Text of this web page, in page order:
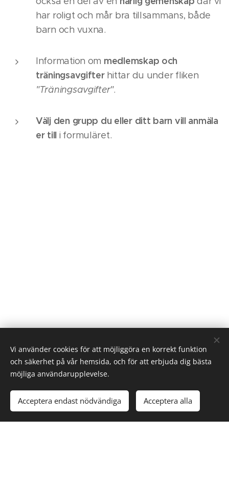
har roligt och mår bra tillsammans, både
barn och vuxna.
Information om medlemskap och
träningsavgifterhittar du under fliken
"Träningsavgifter".
Välj den grupp du eller ditt barn vill anmäla
er till i formuläret.
Copyright © 2025
Vänersborgs Budoförening
Org# 802457-2870
Cookies
Vi använder cookies för att möjliggöra en korrekt funktion
och säkerhet på vår hemsida, och för att erbjuda dig bästa
möjliga användarupplevelse.
Acceptera endast nödvändiga Acceptera alla